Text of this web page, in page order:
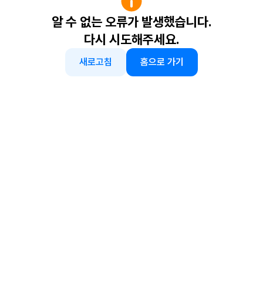
알 수 없는 오류가 발생했습니다.
다시 시도해주세요.
새로고침 홈으로 가기